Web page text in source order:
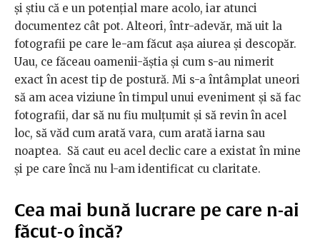
și știu că e un potențial mare acolo, iar atunci
documentez cât pot. Alteori, într-adevăr, mă uit la
fotografii pe care le-am făcut așa aiurea și descopăr.
Uau, ce făceau oamenii-ăștia și cum s-au nimerit
exact în acest tip de postură. Mi s-a întâmplat uneori
să am acea viziune în timpul unui eveniment și să fac
fotografii, dar să nu fiu mulțumit și să revin în acel
loc, să văd cum arată vara, cum arată iarna sau
noaptea. Să caut eu acel declic care a existat în mine
și pe care încă nu l-am identificat cu claritate.
Cea mai bună lucrare pe care n-ai
făcut-o încă?